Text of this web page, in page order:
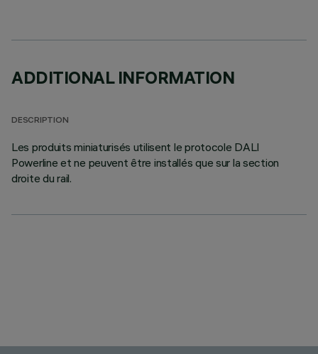
ADDITIONAL INFORMATION
DESCRIPTION
Les produits miniaturisés utilisent le protocole DALI
Powerline et ne peuvent être installés que sur la section
droite du rail.